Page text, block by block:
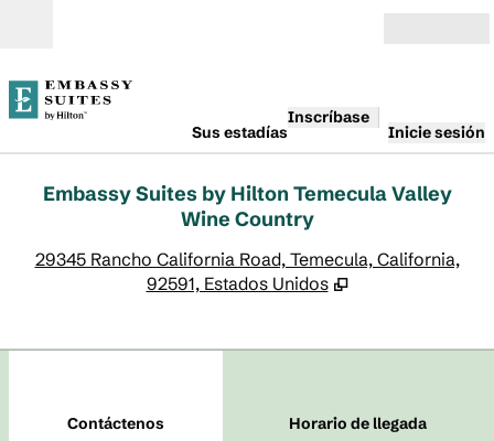
Sus estadías
Inscríbase
Inicie sesión
Embassy Suites by Hilton Temecula Valley
Wine Country
29345 Rancho California Road, Temecula, California,
92591, Estados Unidos
Contáctenos
Horario de llegada